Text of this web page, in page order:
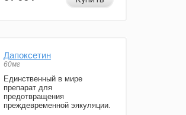
Дапоксетин
60мг
Единственный в мире
препарат для
предотвращения
преждевременной эякуляции.